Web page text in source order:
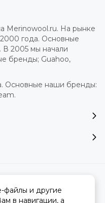
Merinowool.ru. На рынке
года. Основные
2005 мы начали
бренды; Guahoo,
Основные наши бренды:
платформы InSales
файлы и другие
в навигации, а